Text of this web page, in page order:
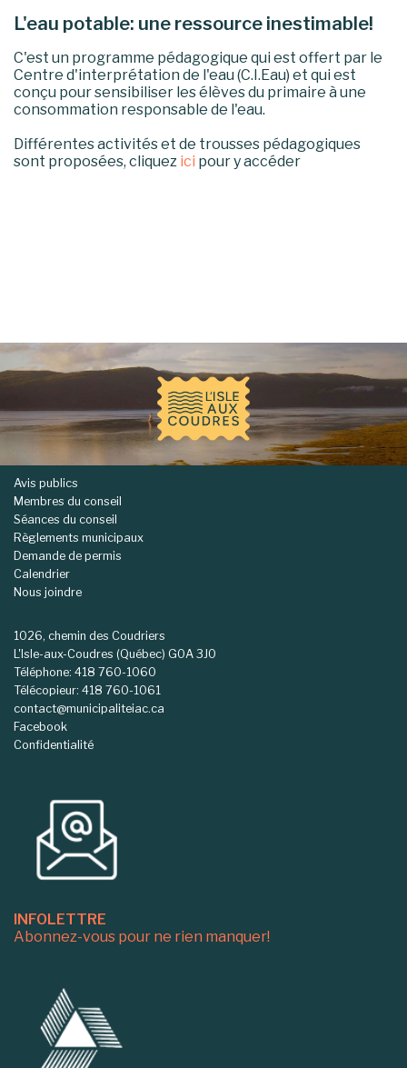
L'eau potable: une ressource inestimable!
C'est un programme pédagogique qui est offert par le
Centre d'interprétation de l'eau (C.I.Eau) et qui est
conçu pour sensibiliser les élèves du primaire à une
consommation responsable de l'eau.
Différentes activités et de trousses pédagogiques
sont proposées, cliquez ici pour y accéder
Avis publics
Membres du conseil
Séances du conseil
Règlements municipaux
Demande de permis
Calendrier
Nous joindre
1026, chemin des Coudriers
L'Isle-aux-Coudres (Québec) G0A 3J0
Téléphone: 418 760-1060
Télécopieur: 418 760-1061
contact@municipaliteiac.ca
Facebook
Confidentialité
INFOLETTRE
Abonnez-vous pour ne rien manquer!